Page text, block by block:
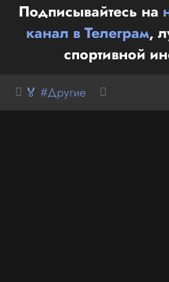
Подписывайтесь на
канал в Телеграм,
спортивной
🏅 #Другие